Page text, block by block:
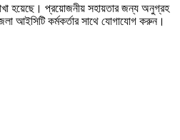
রাখা হয়েছে। প্রয়োজনীয় সহায়তার জন্য অনুগ্রহ
আইসিটি কর্মকর্তার সাথে যোগাযোগ করুন।